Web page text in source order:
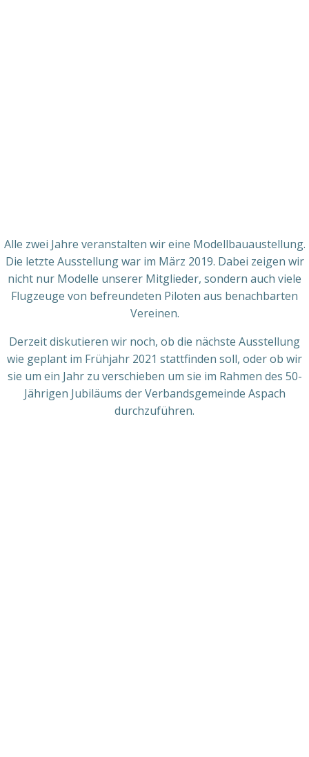
Alle zwei Jahre veranstalten wir eine Modellbauaustellung.
Die letzte Ausstellung war im März 2019. Dabei zeigen wir
nicht nur Modelle unserer Mitglieder, sondern auch viele
Flugzeuge von befreundeten Piloten aus benachbarten
Vereinen.
Derzeit diskutieren wir noch, ob die nächste Ausstellung
wie geplant im Frühjahr 2021 stattfinden soll, oder ob wir
sie um ein Jahr zu verschieben um sie im Rahmen des 50-
Jährigen Jubiläums der Verbandsgemeinde Aspach
durchzuführen.